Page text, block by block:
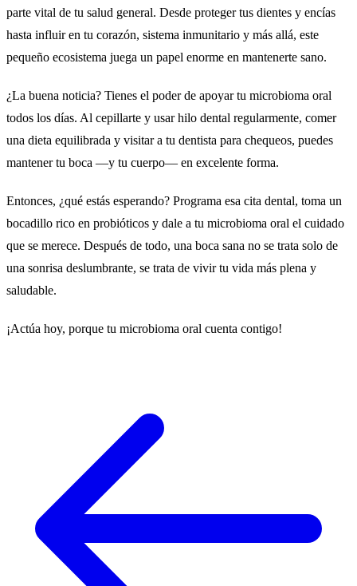
parte vital de tu salud general. Desde proteger tus dientes y encías
hasta influir en tu corazón, sistema inmunitario y más allá, este
pequeño ecosistema juega un papel enorme en mantenerte sano.
¿La buena noticia? Tienes el poder de apoyar tu microbioma oral
todos los días. Al cepillarte y usar hilo dental regularmente, comer
una dieta equilibrada y visitar a tu dentista para chequeos, puedes
mantener tu boca —y tu cuerpo— en excelente forma.
Entonces, ¿qué estás esperando? Programa esa cita dental, toma un
bocadillo rico en probióticos y dale a tu microbioma oral el cuidado
que se merece. Después de todo, una boca sana no se trata solo de
una sonrisa deslumbrante, se trata de vivir tu vida más plena y
saludable.
¡Actúa hoy, porque tu microbioma oral cuenta contigo!